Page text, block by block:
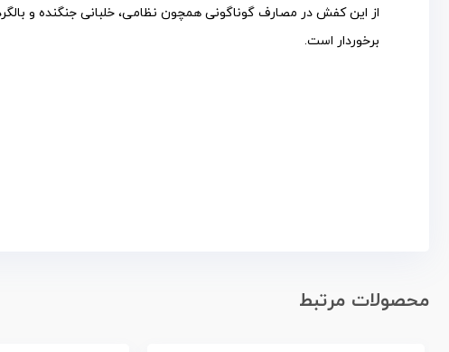
از این کفش در مصارف گوناگونی همچون نظامی، خلبانی جنگنده و
برخوردار است.
محصولات مرتبط